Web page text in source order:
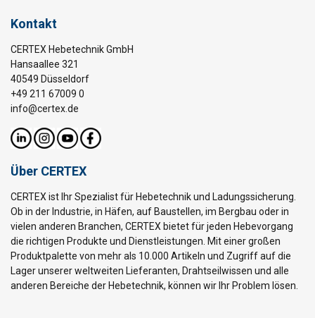
Kontakt
CERTEX Hebetechnik GmbH
Hansaallee 321
40549 Düsseldorf
+49 211 67009 0
info@certex.de
Über CERTEX
CERTEX ist Ihr Spezialist für Hebetechnik und Ladungssicherung.
Ob in der Industrie, in Häfen, auf Baustellen, im Bergbau oder in
vielen anderen Branchen, CERTEX bietet für jeden Hebevorgang
die richtigen Produkte und Dienstleistungen. Mit einer großen
Produktpalette von mehr als 10.000 Artikeln und Zugriff auf die
Lager unserer weltweiten Lieferanten, Drahtseilwissen und alle
anderen Bereiche der Hebetechnik, können wir Ihr Problem lösen.